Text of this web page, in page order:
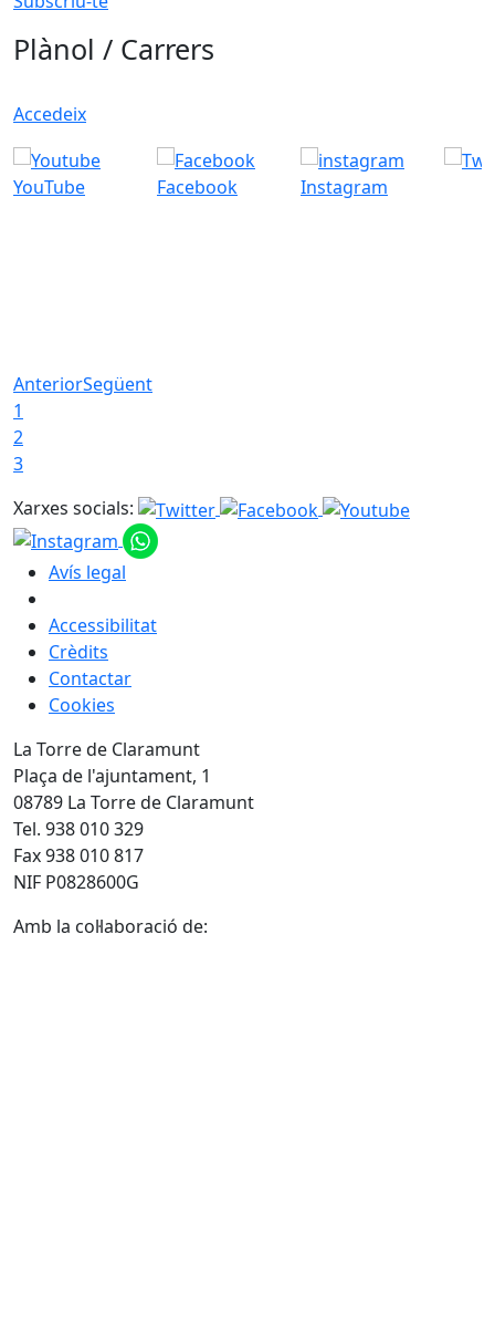
Plànol / Carrers
Accedeix
YouTube Facebook Instagram
AnteriorSegüent
1
2
3
Xarxes socials:
Avís legal
Accessibilitat
Crèdits
Contactar
Cookies
La Torre de Claramunt
Plaça de l'ajuntament, 1
08789 La Torre de Claramunt
Tel. 938 010 329
Fax 938 010 817
NIF P0828600G
Amb la col·laboració de: